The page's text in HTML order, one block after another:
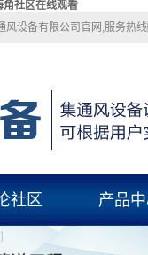
角社区在线观看
设备有限公司官网,服务
社区 产品